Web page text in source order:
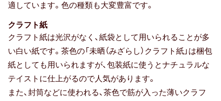
結婚記念日
銀婚式
季節のギフト
適しています。色の種類も大変豊富です。
クラフト紙
クラフト紙は光沢がなく、紙袋として用いられることが多
い白い紙です。茶色の「未晒（みざらし）クラフト紙」は梱包
紙としても用いられますが、包装紙に使うとナチュラルな
テイストに仕上がるので人気があります。
また、封筒などに使われる、茶色で筋が入った薄いクラフ